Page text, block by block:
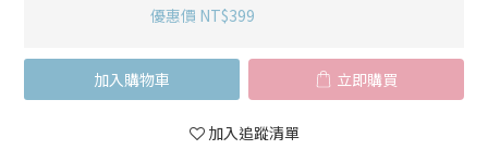
優惠價 NT$399
加入購物車 立即購買
加入追蹤清單